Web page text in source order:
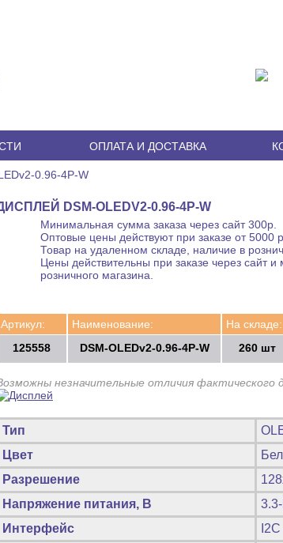
ОПЛАТА И ДОСТАВКА
0.96-4P-W
DSM-OLEDV2-0.96-4P-W
Минимальная сумма заказа через сайт 300р.
Оптовые цены действуют при заказе от 5000
Товар на удаленном складе, наличие в
Цены действительны при заказе через сайт и
розничного магазина.
Артикул:
125558
Наименование:
DSM-OLEDv2-0.96-4P-W
На складе:
260 шт
незначительные отличия фактического
Тип
Цвет
Разрешение
Напряжение питания, В
Интерфейс